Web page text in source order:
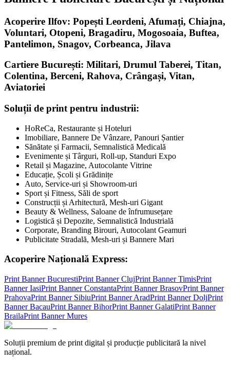
Acoperire Ilfov: Popești Leordeni, Afumați, Chiajna,
Voluntari, Otopeni, Bragadiru, Mogosoaia, Buftea,
Pantelimon, Snagov, Corbeanca, Jilava
Cartiere București: Militari, Drumul Taberei, Titan,
Colentina, Berceni, Rahova, Crângași, Vitan,
Aviatoriei
Soluții de print pentru industrii:
HoReCa, Restaurante și Hoteluri
Imobiliare, Bannere De Vânzare, Panouri Șantier
Sănătate și Farmacii, Semnalistică Medicală
Evenimente și Târguri, Roll-up, Standuri Expo
Retail și Magazine, Autocolante Vitrine
Educație, Școli și Grădinițe
Auto, Service-uri și Showroom-uri
Sport și Fitness, Săli de sport
Construcții și Arhitectură, Mesh-uri Gigant
Beauty & Wellness, Saloane de înfrumusețare
Logistică și Depozite, Semnalistică Industrială
Corporate, Branding Birouri, Autocolant Geamuri
Publicitate Stradală, Mesh-uri și Bannere Mari
Acoperire Națională Express:
Print BannerBucurestiPrint BannerClujPrint BannerTimisPrint
BannerIasiPrint BannerConstantaPrint BannerBrasovPrint Banner
PrahovaPrint Banner SibiuPrint BannerAradPrint BannerDoljPrint
BannerBacauPrint BannerBihorPrint BannerGalatiPrint Banner
BrailaPrint BannerMures
Soluții premium de print digital și producție publicitară la nivel
național.